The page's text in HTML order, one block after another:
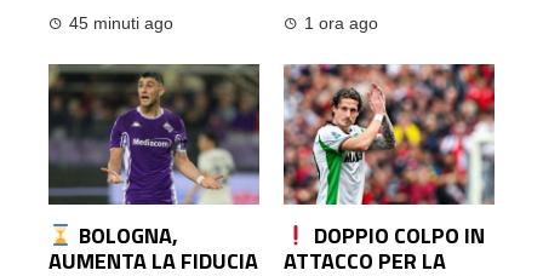
45 minuti ago 1 ora ago
BOLOGNA,
AUMENTA LA FIDUCIA
DOPPIO COLPO IN
ATTACCO PER LA